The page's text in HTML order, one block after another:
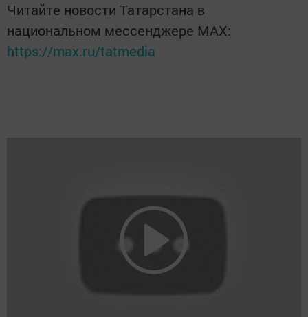
Читайте новости Татарстана в
национальном мессенджере MАХ:
https://max.ru/tatmedia